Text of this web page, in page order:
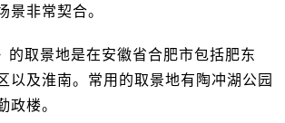
景非常契合。
的取景地是在安徽省合肥市包括肥东
以及淮南。常用的取景地有陶冲湖公园
政楼。